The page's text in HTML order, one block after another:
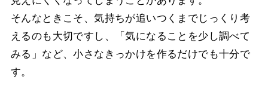
そんなときこそ、気持ちが追いつくまでじっくり考
えるのも大切ですし、「気になることを少し調べて
みる」など、小さなきっかけを作るだけでも十分で
す。